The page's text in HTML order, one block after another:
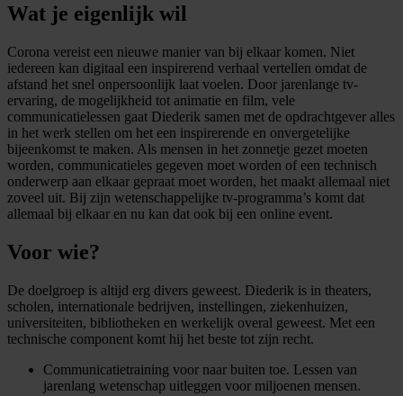
Wat je eigenlijk wil
Corona vereist een nieuwe manier van bij elkaar komen. Niet
iedereen kan digitaal een inspirerend verhaal vertellen omdat de
afstand het snel onpersoonlijk laat voelen. Door jarenlange tv-
ervaring, de mogelijkheid tot animatie en film, vele
communicatielessen gaat Diederik samen met de opdrachtgever alles
in het werk stellen om het een inspirerende en onvergetelijke
bijeenkomst te maken. Als mensen in het zonnetje gezet moeten
worden, communicatieles gegeven moet worden of een technisch
onderwerp aan elkaar gepraat moet worden, het maakt allemaal niet
zoveel uit. Bij zijn wetenschappelijke tv-programma’s komt dat
allemaal bij elkaar en nu kan dat ook bij een online event.
Voor wie?
De doelgroep is altijd erg divers geweest. Diederik is in theaters,
scholen, internationale bedrijven, instellingen, ziekenhuizen,
universiteiten, bibliotheken en werkelijk overal geweest. Met een
technische component komt hij het beste tot zijn recht.
Communicatietraining voor naar buiten toe. Lessen van
jarenlang wetenschap uitleggen voor miljoenen mensen.